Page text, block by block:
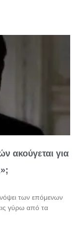
ακούγεται για
των επόμενων
γύρω από τα